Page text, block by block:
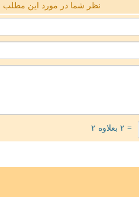
نظر شما در مورد این مطلب
= ۲ بعلاوه ۲